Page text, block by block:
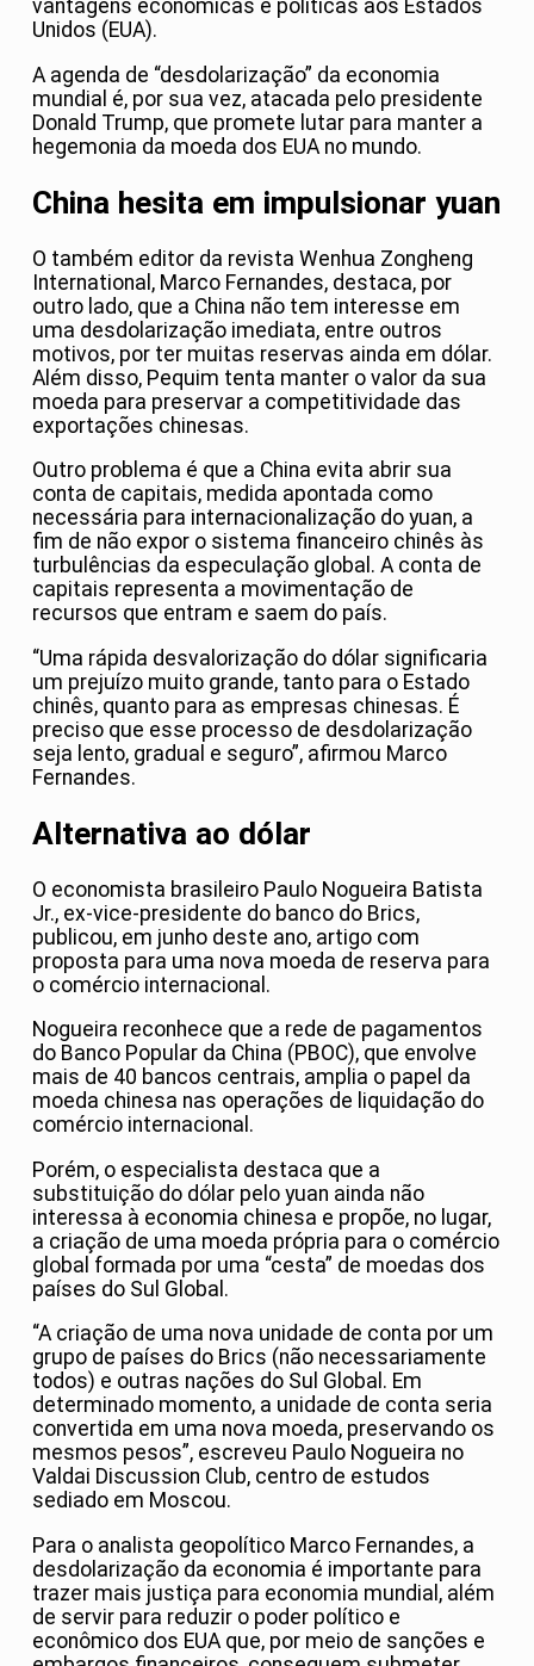
vantagens econômicas e políticas aos Estados
Unidos (EUA).
A agenda de “desdolarização” da economia
mundial é, por sua vez, atacada pelo presidente
Donald Trump, que promete lutar para manter a
hegemonia da moeda dos EUA no mundo.
China hesita em impulsionar yuan
O também editor da revista Wenhua Zongheng
International, Marco Fernandes, destaca, por
outro lado, que a China não tem interesse em
uma desdolarização imediata, entre outros
motivos, por ter muitas reservas ainda em dólar.
Além disso, Pequim tenta manter o valor da sua
moeda para preservar a competitividade das
exportações chinesas.
Outro problema é que a China evita abrir sua
conta de capitais, medida apontada como
necessária para internacionalização do yuan, a
fim de não expor o sistema financeiro chinês às
turbulências da especulação global. A conta de
capitais representa a movimentação de
recursos que entram e saem do país.
“Uma rápida desvalorização do dólar significaria
um prejuízo muito grande, tanto para o Estado
chinês, quanto para as empresas chinesas. É
preciso que esse processo de desdolarização
seja lento, gradual e seguro”, afirmou Marco
Fernandes.
Alternativa ao dólar
O economista brasileiro Paulo Nogueira Batista
Jr., ex-vice-presidente do banco do Brics,
publicou, em junho deste ano, artigo com
proposta para uma nova moeda de reserva para
o comércio internacional.
Nogueira reconhece que a rede de pagamentos
do Banco Popular da China (PBOC), que envolve
mais de 40 bancos centrais, amplia o papel da
moeda chinesa nas operações de liquidação do
comércio internacional.
Porém, o especialista destaca que a
substituição do dólar pelo yuan ainda não
interessa à economia chinesa e propõe, no lugar,
a criação de uma moeda própria para o comércio
global formada por uma “cesta” de moedas dos
países do Sul Global.
“A criação de uma nova unidade de conta por um
grupo de países do Brics (não necessariamente
todos) e outras nações do Sul Global. Em
determinado momento, a unidade de conta seria
convertida em uma nova moeda, preservando os
mesmos pesos”, escreveu Paulo Nogueira no
Valdai Discussion Club, centro de estudos
sediado em Moscou.
Para o analista geopolítico Marco Fernandes, a
desdolarização da economia é importante para
trazer mais justiça para economia mundial, além
de servir para reduzir o poder político e
econômico dos EUA que, por meio de sanções e